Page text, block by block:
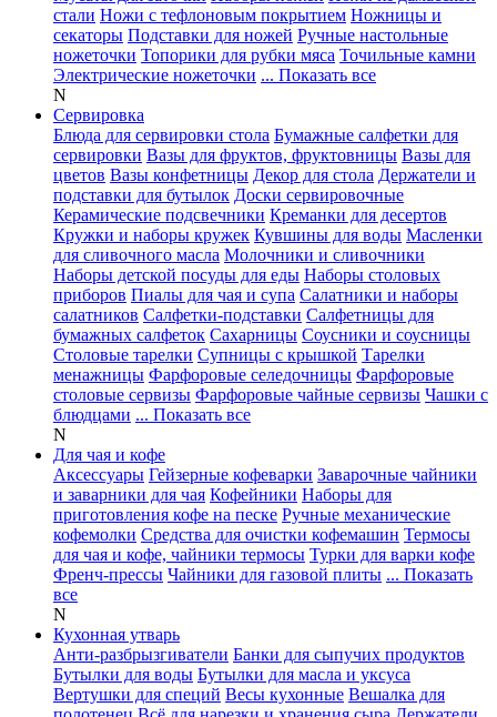
стали Ножи с тефлоновым покрытием Ножницы и
секаторы Подставки для ножей Ручные настольные
ножеточки Топорики для рубки мяса Точильные камни
Электрические ножеточки ... Показать все
N
Сервировка
Блюда для сервировки стола Бумажные салфетки для
сервировки Вазы для фруктов, фруктовницы Вазы для
цветов Вазы конфетницы Декор для стола Держатели и
подставки для бутылок Доски сервировочные
Керамические подсвечники Креманки для десертов
Кружки и наборы кружек Кувшины для воды Масленки
для сливочного масла Молочники и сливочники
Наборы детской посуды для еды Наборы столовых
приборов Пиалы для чая и супа Салатники и наборы
салатников Салфетки-подставки Салфетницы для
бумажных салфеток Сахарницы Соусники и соусницы
Столовые тарелки Супницы с крышкой Тарелки
менажницы Фарфоровые селедочницы Фарфоровые
столовые сервизы Фарфоровые чайные сервизы Чашки с
блюдцами ... Показать все
N
Для чая и кофе
Аксессуары Гейзерные кофеварки Заварочные чайники
и заварники для чая Кофейники Наборы для
приготовления кофе на песке Ручные механические
кофемолки Средства для очистки кофемашин Термосы
для чая и кофе, чайники термосы Турки для варки кофе
Френч-прессы Чайники для газовой плиты ... Показать
все
N
Кухонная утварь
Анти-разбрызгиватели Банки для сыпучих продуктов
Бутылки для воды Бутылки для масла и уксуса
Вертушки для специй Весы кухонные Вешалка для